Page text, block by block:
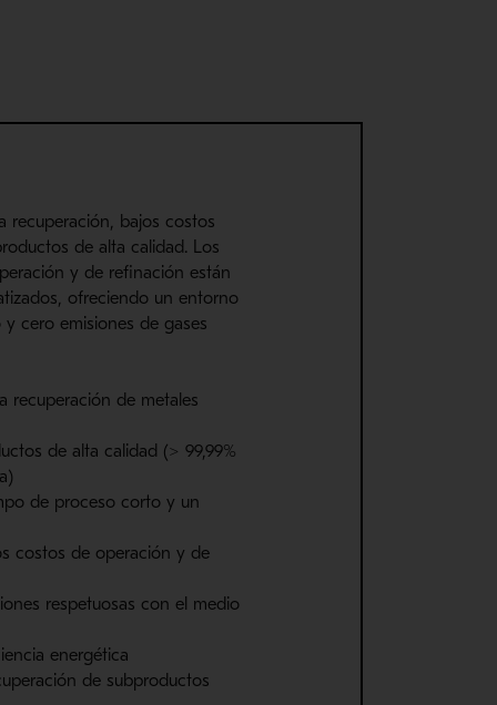
recuperación, bajos costos
de alta calidad. Los
y de refinación están
ofreciendo un entorno
cero emisiones de gases
recuperación de metales
de alta calidad (> 99,99%
de proceso corto y un
costos de operación y de
respetuosas con el medio
energética
de subproductos